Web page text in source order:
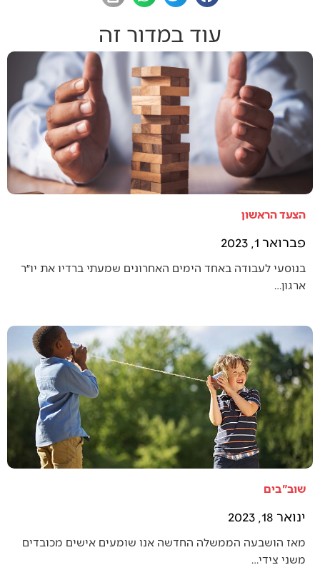
עוד במדור זה
הצעד הראשון
פברואר 1, 2023
בנוסעי לעבודה באחד הימים האחרונים שמעתי ברדיו את יו״ר
ארגון…
שוב"בים
ינואר 18, 2023
מאז הושבעה הממשלה החדשה אנו שומעים אישים מכובדים
משני צידי…